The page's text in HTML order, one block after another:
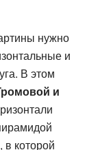
нужно
и
В этом
и
в которой